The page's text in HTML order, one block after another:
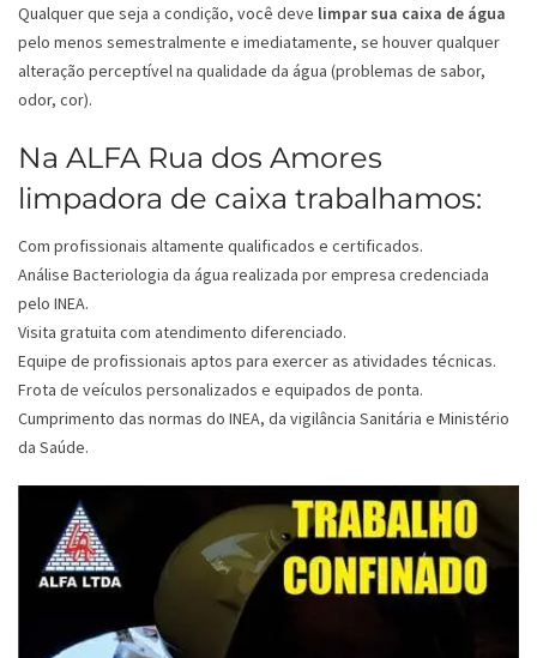
Qualquer que seja a condição, você deve limpar sua caixa de água
pelo menos semestralmente e imediatamente, se houver qualquer
alteração perceptível na qualidade da água (problemas de sabor,
odor, cor).
Na ALFA Rua dos Amores
limpadora de caixa trabalhamos:
Com profissionais altamente qualificados e certificados.
Análise Bacteriologia da água realizada por empresa credenciada
pelo INEA.
Visita gratuita com atendimento diferenciado.
Equipe de profissionais aptos para exercer as atividades técnicas.
Frota de veículos personalizados e equipados de ponta.
Cumprimento das normas do INEA, da vigilância Sanitária e Ministério
da Saúde.